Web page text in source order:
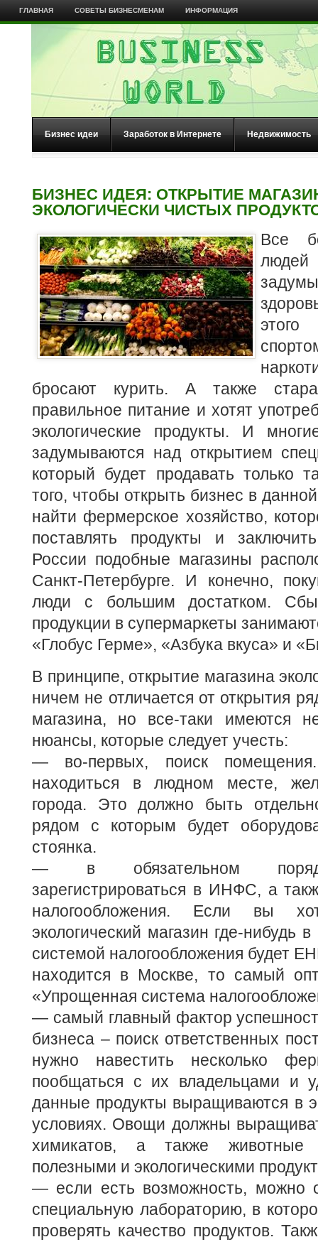
ГЛАВНАЯ СОВЕТЫ БИЗНЕСМЕНАМ ИНФОРМАЦИЯ
Бизнес идеи Заработок в Интернете Недвижимость
БИЗНЕС ИДЕЯ: ОТКРЫТИЕ
ЭКОЛОГИЧЕСКИ ЧИСТЫХ
Все
бросают курить. А также
правильное питание и хотят
экологические продукты. И
задумываются над открытием
который будет продавать только
того, чтобы открыть бизнес в
найти фермерское хозяйство,
поставлять продукты и
России подобные магазины
Санкт-Петербурге. И конечно,
люди с большим достатком.
продукции в супермаркеты
«Глобус Герме», «Азбука вкуса» и
В принципе, открытие магазина
ничем не отличается от открытия
магазина, но все-таки имеются
нюансы, которые следует учесть:
— во-первых, поиск
находиться в людном месте,
города. Это должно быть
рядом с которым будет
стоянка.
— в обязательном
зарегистрироваться в ИНФС, а
налогообложения. Если вы
экологический магазин где-нибудь
системой налогообложения будет
находится в Москве, то самый
«Упрощенная система
— самый главный фактор
бизнеса – поиск ответственных
нужно навестить несколько
пообщаться с их владельцами и
данные продукты выращиваются в
условиях. Овощи должны
химикатов, а также животные
полезными и экологическими
— если есть возможность, можно
специальную лабораторию, в
проверять качество продуктов.